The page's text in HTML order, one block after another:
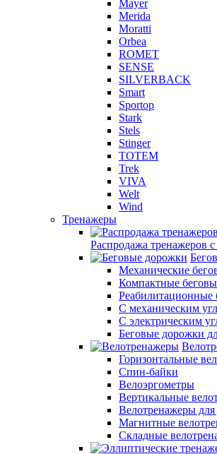
Mayer
Merida
Moratti
Orbea
ROMET
SENSE
SILVERBACK
Smart
Sportop
Stark
Stels
Stinger
TOTEM
Trek
VIVA
Welt
Wind
Тренажеры
Распродажа тренажеров
Механические
Компактные
Реабилитационные
С механическим
С электрическим
Беговые дорожки
Горизонтальные
Спин-байки
Велоэргометры
Вертикальные
Велотренажеры для
Магнитные
Складные